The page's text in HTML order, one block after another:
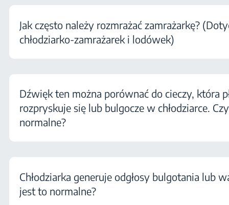
Jak często należy rozmrażać zamrażarkę?
chłodziarko-zamrażarek i lodówek)
Dźwięk ten można porównać do cieczy, która
rozpryskuje się lub bulgocze w chłodziarce.
normalne?
Chłodziarka generuje odgłosy bulgotania lub
jest to normalne?